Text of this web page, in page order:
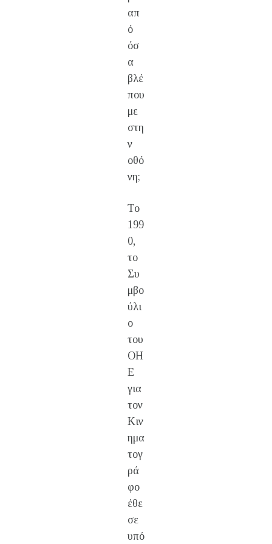
απ
ό
όσ
α
βλέ
που
με
στη
ν
οθό
νη;
Το
199
0,
το
Συ
μβο
ύλι
ο
του
ΟΗ
Ε
για
τον
Κιν
ημα
τογ
ρά
φο
έθε
σε
υπό